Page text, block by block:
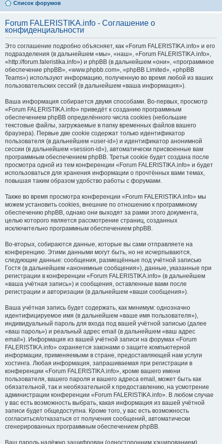
Список форумов
Forum FALERISTIKA.info - Соглашение о
конфиденциальности
Это соглашение подробно объясняет, как «Forum FALERISTIKA.info» и его
подразделения (в дальнейшем «мы», «наш», «Forum FALERISTIKA.info»,
«http://forum.faleristika.info») и phpBB (в дальнейшем «они», «программное
обеспечение phpBB», «www.phpbb.com», «phpBB Limited», «phpBB
Teams») используют информацию, полученную во время любой из ваших
пользовательских сессий (в дальнейшем «ваша информация»).
Ваша информация собирается двумя способами. Во-первых, просмотр
«Forum FALERISTIKA.info» приведёт к созданию программным
обеспечением phpBB определённого числа cookies (небольшие
текстовые файлы, загружаемые в папку временных файлов вашего
браузера). Первые две cookie содержат только идентификатор
пользователя (в дальнейшем «user-id») и идентификатор анонимной
сессии (в дальнейшем «session-id»), автоматически присвоенные вам
программным обеспечением phpBB. Третья cookie будет создана после
просмотра одной из тем конференции «Forum FALERISTIKA.info» и будет
использоваться для хранения информации о прочтённых вами темах,
повышая таким образом удобство работы с форумами.
Также во время просмотра конференции «Forum FALERISTIKA.info» мы
можем установить cookies, внешние по отношению к программному
обеспечению phpBB, однако они выходят за рамки этого документа,
целью которого является рассмотрение страниц, созданных
исключительно программным обеспечением phpBB.
Во-вторых, собираются данные, которые вы сами отправляете на
конференцию. Этими данными могут быть, но не исчерпываются,
следующие данные: сообщения, размещённые под учётной записью
Гостя (в дальнейшем «анонимные сообщения»), данные, указанные при
регистрации в конференции «Forum FALERISTIKA.info» (в дальнейшем
«ваша учётная запись») и сообщения, оставленные вами после
регистрации и авторизации (в дальнейшем «ваши сообщения»).
Ваша учётная запись будет содержать, как минимум: однозначно
идентифицируемое имя (в дальнейшем «ваше имя пользователя»),
индивидуальный пароль для входа под вашей учётной записью (далее
«ваш пароль») и реальный адрес email (в дальнейшем «ваш адрес
email»). Информация из вашей учётной записи на форумах «Forum
FALERISTIKA.info» охраняется законами о защите компьютерной
информации, применяемыми в стране, предоставляющей нам услуги
хостинга. Любая информация, запрашиваемая при регистрации в
конференции «Forum FALERISTIKA.info», кроме вашего имени
пользователя, вашего пароля и вашего адреса email, может быть как
обязательной, так и необязательной к предоставлению, на усмотрение
администрации конференции «Forum FALERISTIKA.info». В любом случае
у вас есть возможность выбрать, какая информация из вашей учётной
записи будет общедоступна. Кроме того, у вас есть возможность
согласиться/отказаться от получения сообщений, автоматически
сгенерированных программным обеспечением phpBB.
Ваш пароль надёжно зашифрован (односторонним хэшированием).